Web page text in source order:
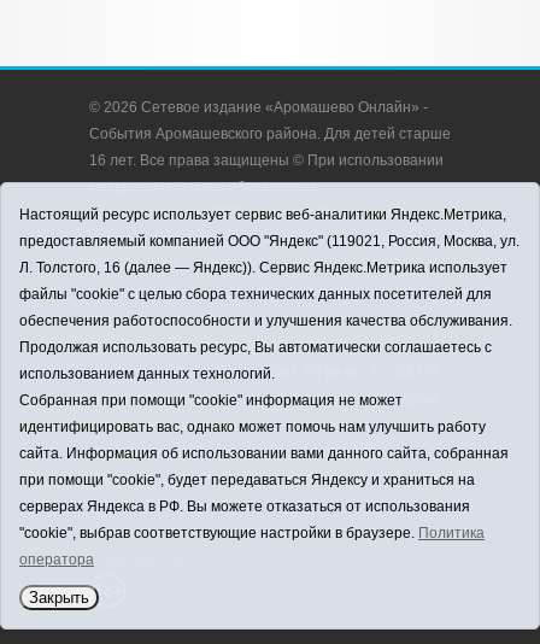
© 2026 Сетевое издание «Аромашево Онлайн» -
События Аромашевского района. Для детей старше
16 лет. Все права защищены © При использовании
материалов ссылка обязательна.
Адрес редакции: 627350, Россия, Тюменская
область, Аромашевский район, с. Аромашево, ул.
Кирова, д. 13.
Адрес электронной почты редакции:
strudu72@obl72.ru
Телефон редакции: 8 (34545) 2-30-58
Регистрационный номер СМИ ЭЛ № ФС 77 - 65176
выдано Федеральной службой по надзору в сфере
связи, информационных технологий и массовых
коммуникаций (Роскомнадзор) 28.03.2016 г.
Учредитель: АНО «Информационно-издательский
центр «Слава труду».
Главный редактор: А.Н. Барабанщиков
Политика оператора
Настоящий ресурс использует сервис веб-аналитики Яндекс.Метрика,
предоставляемый компанией ООО "Яндекс" (119021, Россия, Москва, ул.
Л. Толстого, 16 (далее — Яндекс)). Сервис Яндекс.Метрика использует
файлы "cookie" с целью сбора технических данных посетителей для
обеспечения работоспособности и улучшения качества обслуживания.
Продолжая использовать ресурс, Вы автоматически соглашаетесь с
использованием данных технологий.
Собранная при помощи "cookie" информация не может
идентифицировать вас, однако может помочь нам улучшить работу
сайта. Информация об использовании вами данного сайта, собранная
при помощи "cookie", будет передаваться Яндексу и храниться на
серверах Яндекса в РФ. Вы можете отказаться от использования
"cookie", выбрав соответствующие настройки в браузере. Политика
оператора
Закрыть